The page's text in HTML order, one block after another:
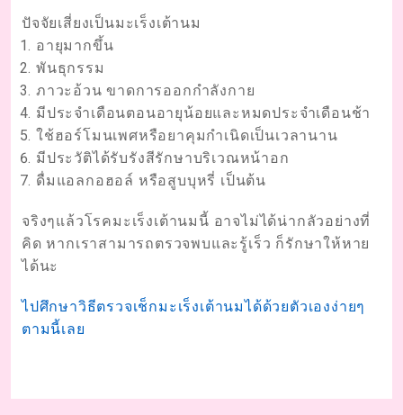
ปัจจัยเสี่ยงเป็นมะเร็งเต้านม
อายุมากขึ้น
พันธุกรรม
ภาวะอ้วน ขาดการออกกำลังกาย
มีประจำเดือนตอนอายุน้อยและหมดประจำเดือนช้า
ใช้ฮอร์โมนเพศหรือยาคุมกำเนิดเป็นเวลานาน
มีประวัติได้รับรังสีรักษาบริเวณหน้าอก
ดื่มแอลกอฮอล์ หรือสูบบุหรี่ เป็นต้น
จริงๆแล้วโรคมะเร็งเต้านมนี้ อาจไม่ได้น่ากลัวอย่างที่
คิด หากเราสามารถตรวจพบและรู้เร็ว ก็รักษาให้หาย
ได้นะ
ไปศึกษาวิธีตรวจเช็กมะเร็งเต้านมได้ด้วยตัวเองง่ายๆ
ตามนี้เลย